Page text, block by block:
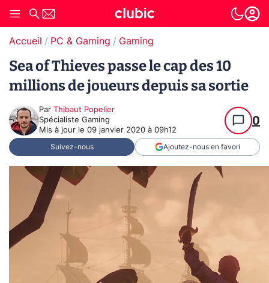
Accueil PC & Gaming Gaming
Sea of Thieves passe le cap des 10
millions de joueurs depuis sa sortie
Par Thibaut Popelier
Spécialiste Gaming
Mis à jour le 09 janvier 2020 à 09h12
0
Suivez-nous Ajoutez-nous en favori